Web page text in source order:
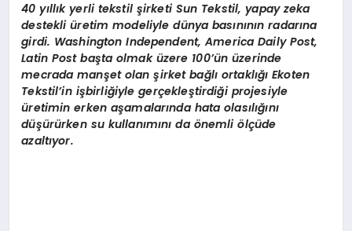
40 yıllık yerli tekstil şirketi Sun Tekstil, yapay zeka
destekli üretim modeliyle dünya basınının radarına
girdi. Washington Independent, America Daily Post,
Latin Post başta olmak üzere 100’ün üzerinde
mecrada manşet olan şirket bağlı ortaklığı Ekoten
Tekstil’in işbirliğiyle gerçekleştirdiği projesiyle
üretimin erken aşamalarında hata olasılığını
düşürürken su kullanımını da önemli ölçüde
azaltıyor.